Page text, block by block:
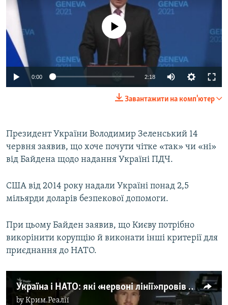
720p 1080p
No media source currently available
0:00 2:18
720p
Завантажити на комп'ютер
Президент України Володимир Зеленський 14
червня заявив, що хоче почути чітке «так» чи «ні»
від Байдена щодо надання Україні ПДЧ.
США від 2014 року надали Україні понад 2,5
мільярди доларів безпекової допомоги.
При цьому Байден заявив, що Києву потрібно
викорінити корупцію й виконати інші критерії для
приєднання до НАТО.
Україна і НАТО: які «червоні лінії» провів Путін?
byКрим.Реалії